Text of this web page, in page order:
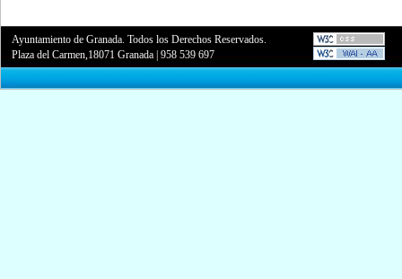
Ayuntamiento de Granada. Todos los Derechos Reservados.
Plaza del Carmen,18071 Granada |958 539 697